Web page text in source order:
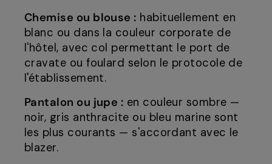
Chemise ou blouse : habituellement en
blanc ou dans la couleur corporate de
l'hôtel, avec col permettant le port de
cravate ou foulard selon le protocole de
l'établissement.
Pantalon ou jupe : en couleur sombre —
noir, gris anthracite ou bleu marine sont
les plus courants — s'accordant avec le
blazer.